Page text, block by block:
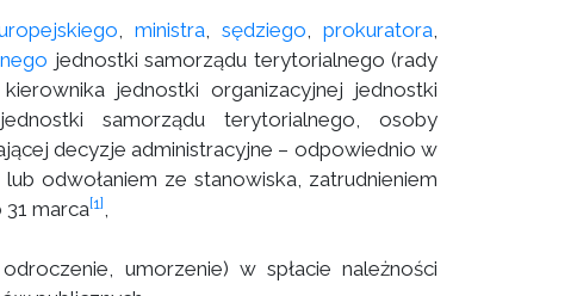
, ministra, sędziego,prokuratora,
jednostki samorządu terytorialnego (rady
jednostki organizacyjnej jednostki
samorządu terytorialnego, osoby
decyzje administracyjne – odpowiednio w
odwołaniem ze stanowiska, zatrudnieniem
marca[1],
umorzenie) w spłacie należności